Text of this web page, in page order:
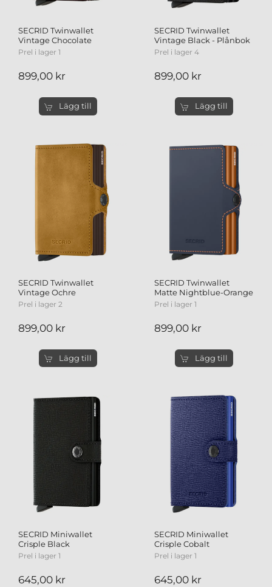
SECRID Twinwallet
Vintage Chocolate
Prel i lager 1
899,00 kr
Lägg till
SECRID Twinwallet
Vintage Black - Plånbok
Prel i lager 4
899,00 kr
Lägg till
SECRID Twinwallet
Vintage Ochre
Prel i lager 2
899,00 kr
Lägg till
SECRID Twinwallet
Matte Nightblue-Orange
Prel i lager 1
899,00 kr
Lägg till
SECRID Miniwallet
Crisple Black
Prel i lager 1
645,00 kr
SECRID Miniwallet
Crisple Cobalt
Prel i lager 1
645,00 kr